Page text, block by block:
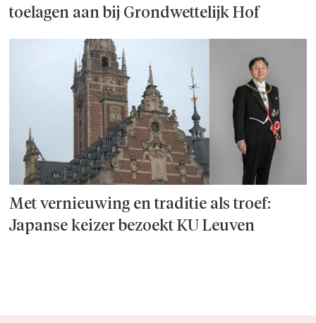
toelagen aan bij Grondwettelijk Hof
Met vernieuwing en traditie als troef:
Japanse keizer bezoekt KU Leuven